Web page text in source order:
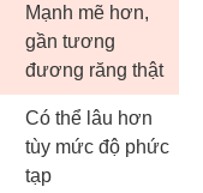
Mạnh mẽ hơn,
gần tương
đương răng thật
Có thể lâu hơn
tùy mức độ phức
tạp